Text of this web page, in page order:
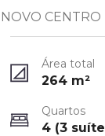
NOVO
Área total
264m²
Quartos
4 (3